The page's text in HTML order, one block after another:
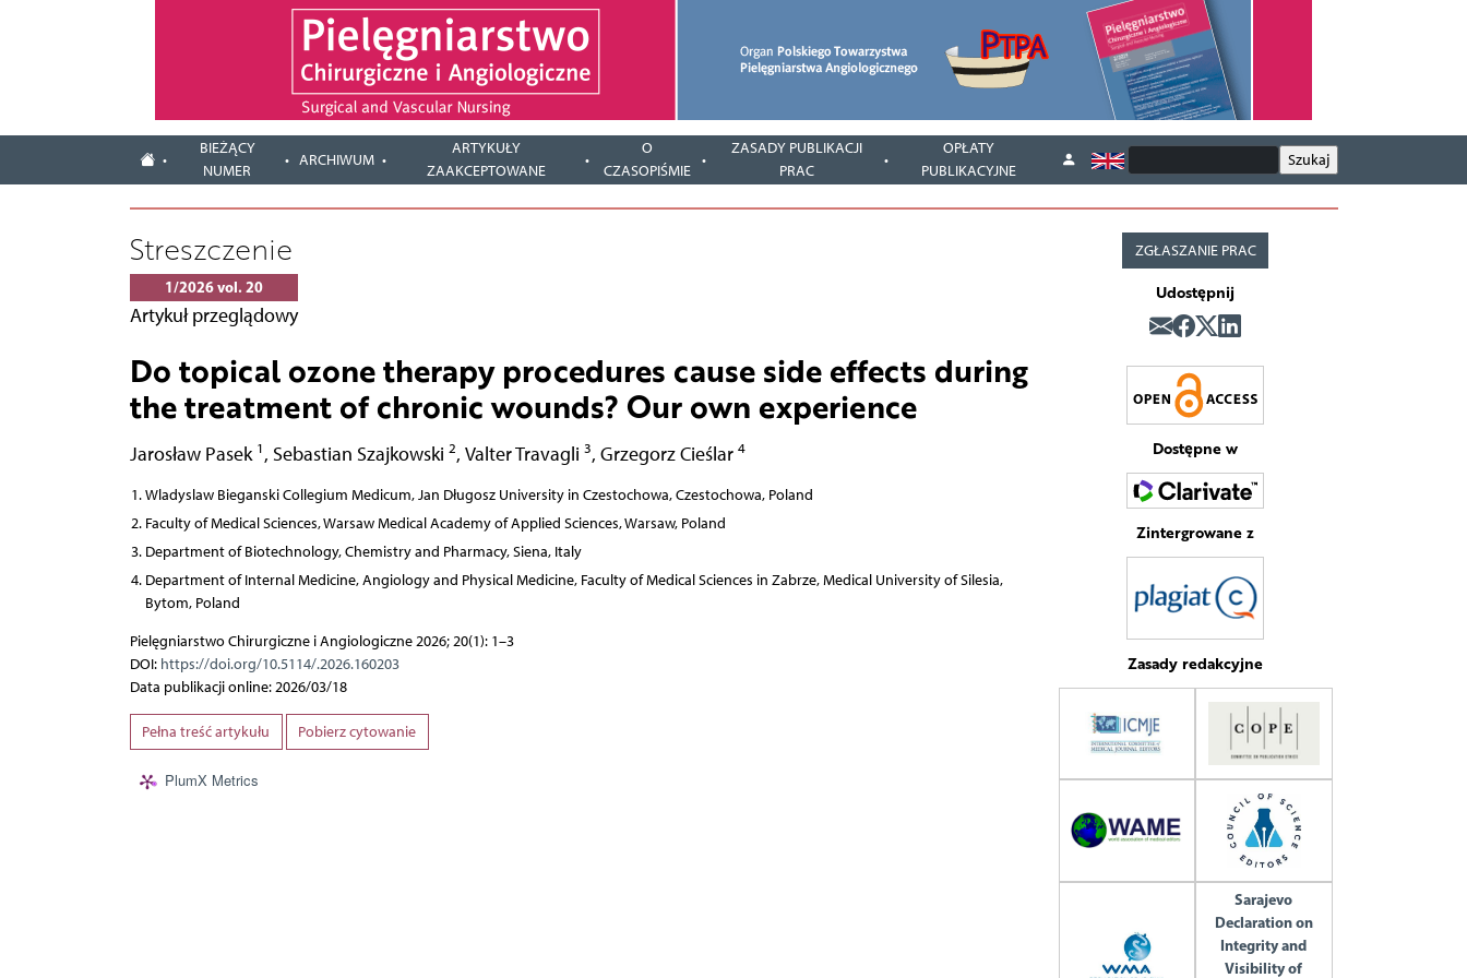
BIEŻĄCY
NUMER
ARCHIWUM
ARTYKUŁY
ZAAKCEPTOWANE
O
CZASOPIŚMIE
ZASADY PUBLIKACJI
PRAC
OPŁATY
PUBLIKACYJNE
Streszczenie
1/2026 vol. 20
Artykuł przeglądowy
Do topical ozone therapy procedures cause side effects during
the treatment of chronic wounds? Our own experience
Jarosław Pasek 1 , Sebastian Szajkowski 2, Valter Travagli 3, Grzegorz Cieślar 4
Wladyslaw Bieganski Collegium Medicum, Jan Długosz University in Czestochowa, Czestochowa, Poland
Faculty of Medical Sciences, Warsaw Medical Academy of Applied Sciences, Warsaw, Poland
Department of Biotechnology, Chemistry and Pharmacy, Siena, Italy
Department of Internal Medicine, Angiology and Physical Medicine, Faculty of Medical Sciences in Zabrze, Medical University of Silesia,
Bytom, Poland
Pielęgniarstwo Chirurgiczne i Angiologiczne 2026; 20(1): 1–3
DOI: https://doi.org/10.5114/.2026.160203
Data publikacji online: 2026/03/18
Pełna treść artykułu Pobierz cytowanie
PlumX Metrics
ZGŁASZANIE PRAC
Udostępnij
Dostępne w
Zintergrowane z
Zasady redakcyjne
Sarajevo
Declaration on
Integrity and
Visibility of